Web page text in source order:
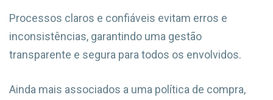
Processos claros e confiáveis evitam erros e
inconsistências, garantindo uma gestão
transparente e segura para todos os envolvidos.
Ainda mais associados a uma política de compra,